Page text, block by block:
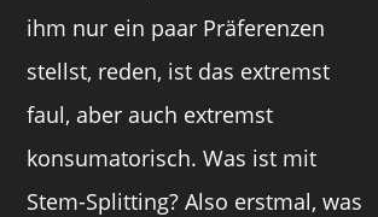
ihm nur ein paar Präferenzen
stellst, reden, ist das extremst
faul, aber auch extremst
konsumatorisch. Was ist mit
Stem-Splitting? Also erstmal, was